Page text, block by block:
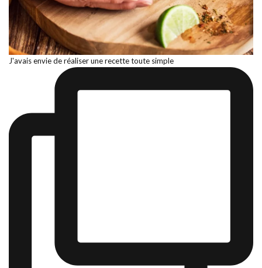
J'avais envie de réaliser une recette toute simple